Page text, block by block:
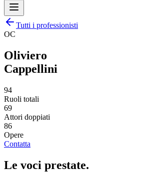
Tutti i professionisti
OC
Oliviero
Cappellini
94
Ruoli totali
69
Attori doppiati
86
Opere
Contatta
Le voci prestate.